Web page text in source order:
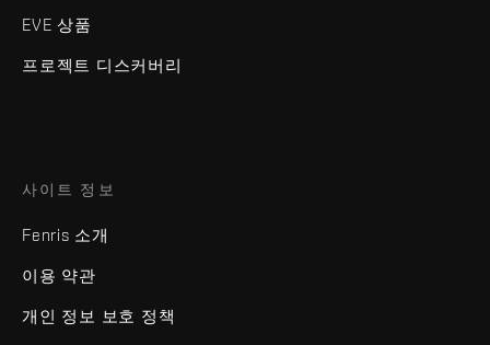
EVE 상품
프로젝트 디스커버리
사이트 정보
Fenris 소개
이용 약관
개인 정보 보호 정책